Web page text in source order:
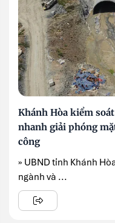
Khánh Hòa kiểm
nhanh giải phóng
công
» UBND tỉnh Khánh
ngành và ...